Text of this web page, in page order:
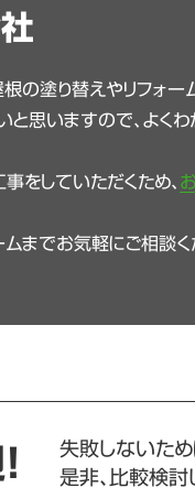
の塗り替えやリフォー
思いますので、よく
をしていただくため、
までお気軽にご相談く
失敗しないた
是非、比較検討